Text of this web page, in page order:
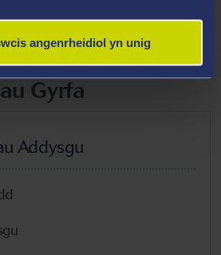
angenrheidiol yn unig
Gyrfa
Addysgu